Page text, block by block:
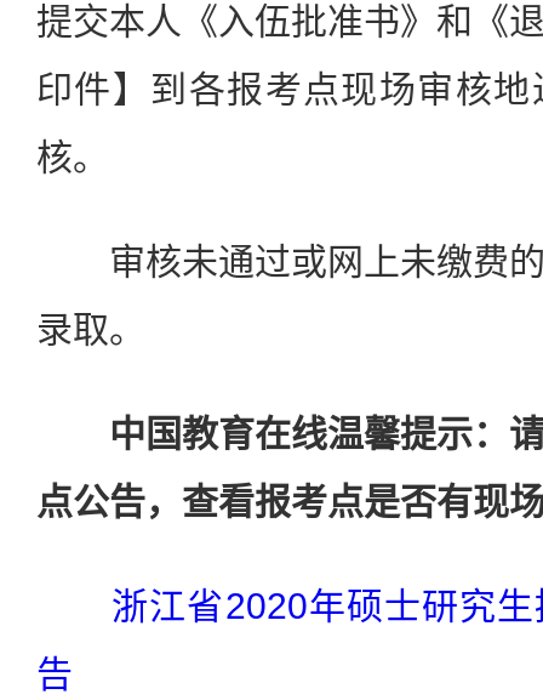
提交本人《入伍批准书》和《
印件】到各报考点现场审核
核。
审核未通过或网上未缴费的
录取。
中国教育在线温馨提示：
点公告，查看报考点是否有现
浙江省2020年硕士研究
告